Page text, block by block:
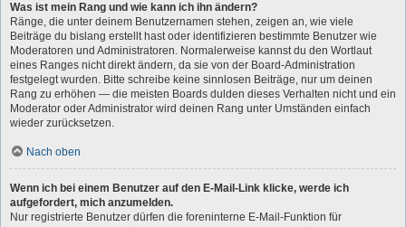
Was ist mein Rang und wie kann ich ihn ändern?
Ränge, die unter deinem Benutzernamen stehen, zeigen an, wie viele
Beiträge du bislang erstellt hast oder identifizieren bestimmte Benutzer wie
Moderatoren und Administratoren. Normalerweise kannst du den Wortlaut
eines Ranges nicht direkt ändern, da sie von der Board-Administration
festgelegt wurden. Bitte schreibe keine sinnlosen Beiträge, nur um deinen
Rang zu erhöhen — die meisten Boards dulden dieses Verhalten nicht und ein
Moderator oder Administrator wird deinen Rang unter Umständen einfach
wieder zurücksetzen.
Nach oben
Wenn ich bei einem Benutzer auf den E-Mail-Link klicke, werde ich
aufgefordert, mich anzumelden.
Nur registrierte Benutzer dürfen die foreninterne E-Mail-Funktion für